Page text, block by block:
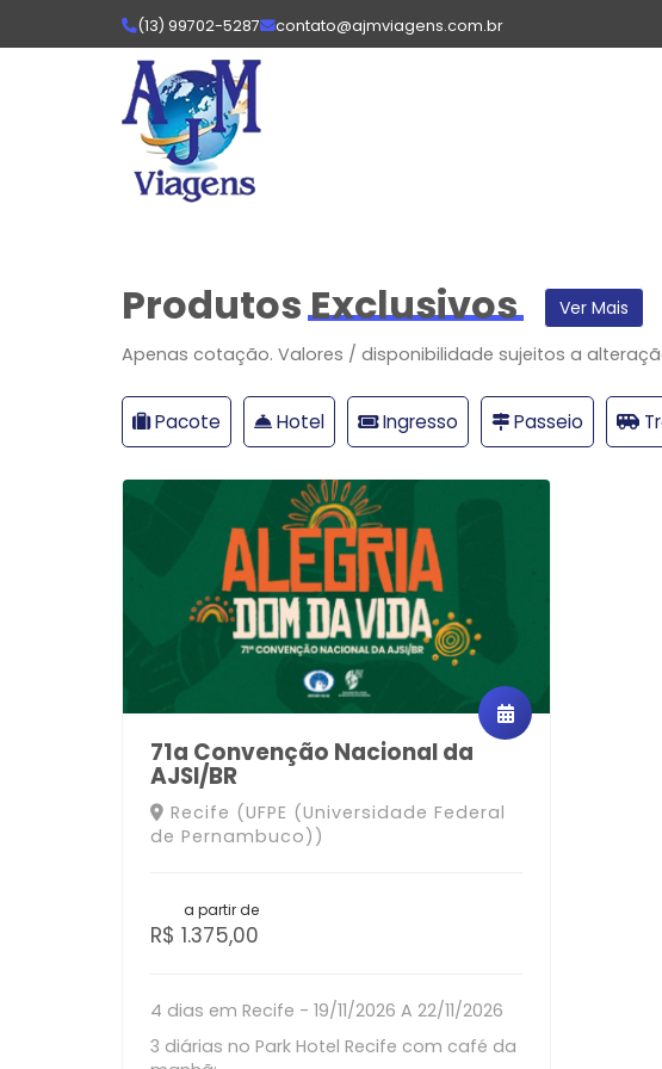
(13) 99702-5287 contato@ajmviagens.com.br
ProdutosExclusivos
Ver Mais
Apenas cotação. Valores / disponibilidade sujeitos a
Pacote Hotel Ingresso Passeio
71a Convenção Nacional da
AJSI/BR
Recife (UFPE (Universidade Federal
de Pernambuco))
a partir de
R$ 1.375,00
4 dias em Recife - 19/11/2026 A 22/11/2026
3 diárias no Park Hotel Recife com café da